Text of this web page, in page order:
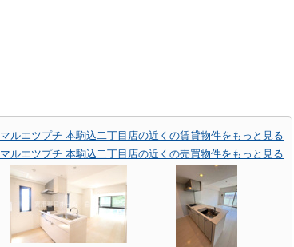
マルエツプチ 本駒込二丁目店の近くの賃貸物件をもっと見る
マルエツプチ 本駒込二丁目店の近くの売買物件をもっと見る